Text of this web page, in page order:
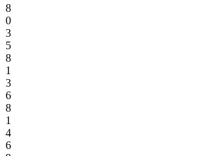
8
0
3
5
8
1
3
6
8
1
4
6